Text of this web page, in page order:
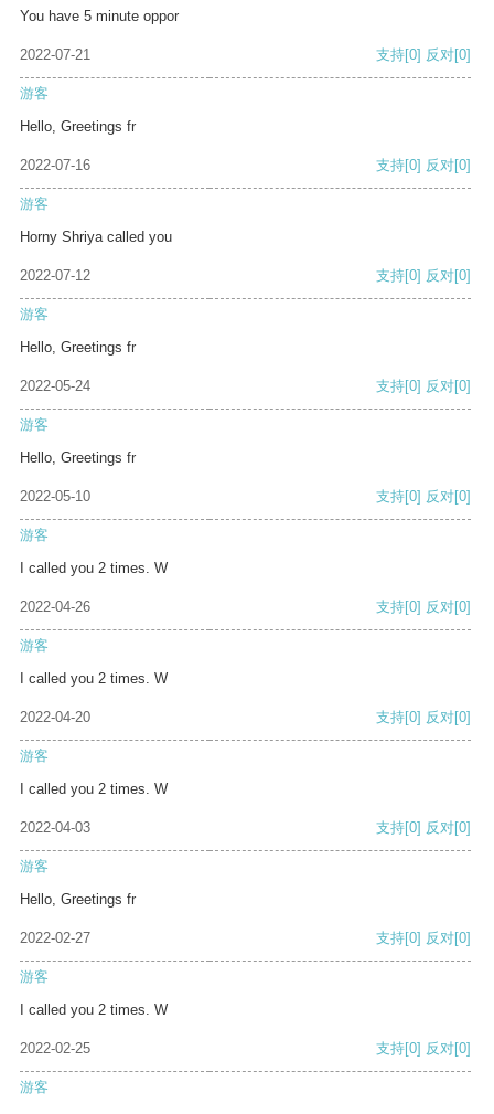
You have 5 minute oppor
2022-07-21 支持[0] 反对[0]
游客
Hello, Greetings fr
2022-07-16 支持[0] 反对[0]
游客
Horny Shriya called you
2022-07-12 支持[0] 反对[0]
游客
Hello, Greetings fr
2022-05-24 支持[0] 反对[0]
游客
Hello, Greetings fr
2022-05-10 支持[0] 反对[0]
游客
I called you 2 times. W
2022-04-26 支持[0] 反对[0]
游客
I called you 2 times. W
2022-04-20 支持[0] 反对[0]
游客
I called you 2 times. W
2022-04-03 支持[0] 反对[0]
游客
Hello, Greetings fr
2022-02-27 支持[0] 反对[0]
游客
I called you 2 times. W
2022-02-25 支持[0] 反对[0]
游客